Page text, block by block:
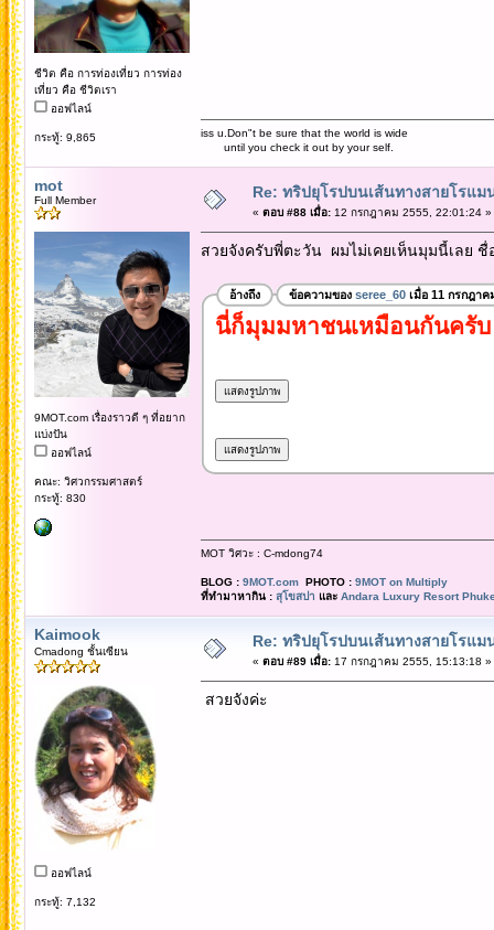
ชีวิต คือ การท่องเที่ยว การท่อง
เที่ยว คือ ชีวิตเรา
ออฟไลน์
กระทู้: 9,865
iss u.Don"t be sure that the world is wide
until you check it out by your self.
mot
Full Member
9MOT.com เรื่องราวดี ๆ ที่อยาก
แบ่งปัน
ออฟไลน์
คณะ: วิศวกรรมศาสตร์
กระทู้: 830
Re: ทริปยุโรปบนเส้นทางสายโรแม
« ตอบ #88 เมื่อ:12 กรกฎาคม 2555, 22:01:24 »
สวยจังครับพี่ตะวัน ผมไม่เคยเห็นมุมนี้เลย
อ้างถึง ข้อความของ seree_60เมื่อ 11 กรกฎาค
นี่ก็มุมมหาชนเหมือนกันครับ
MOT วิศวะ : C-mdong74
BLOG : 9MOT.comPHOTO : 9MOT on Multiply
ที่ทำมาหากิน : สุโขสปา และ Andara Luxury Resort
Kaimook
Cmadong ชั้นเซียน
ออฟไลน์
กระทู้: 7,132
Re: ทริปยุโรปบนเส้นทางสายโรแม
« ตอบ #89 เมื่อ:17 กรกฎาคม 2555, 15:13:18 »
สวยจังค่ะ